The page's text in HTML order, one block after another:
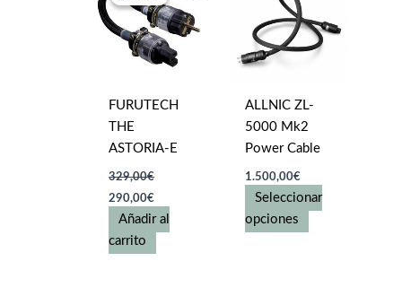
pueden
elegir
en
página
producto
opciones
se
la
de
FURUTECH
THE
ASTORIA-E
329,00€
El
precio
original
era:
329,00€.
290,00€
precio
actual
290,00€.
Añadir al
carrito
ALLNIC ZL-
5000 Mk2
Power Cable
1.500,00€
Seleccionar
opciones